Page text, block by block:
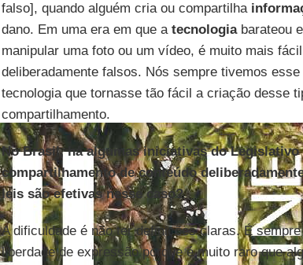
falso], quando alguém cria ou compartilha
dano. Em uma era em que a tecnologiabarateou
manipular uma foto ou um vídeo, é muito mais
deliberadamente falsos. Nós sempre tivemos
tecnologia que tornasse tão fácil a criação desse
compartilhamento.
No Brasil, há algumas iniciativas do Legislativo
compartilhamento de conteúdo
leis são efetivas nesse caso?
A dificuldade é não ter definições claras. É
liberdade de expressão porque é muito raro que